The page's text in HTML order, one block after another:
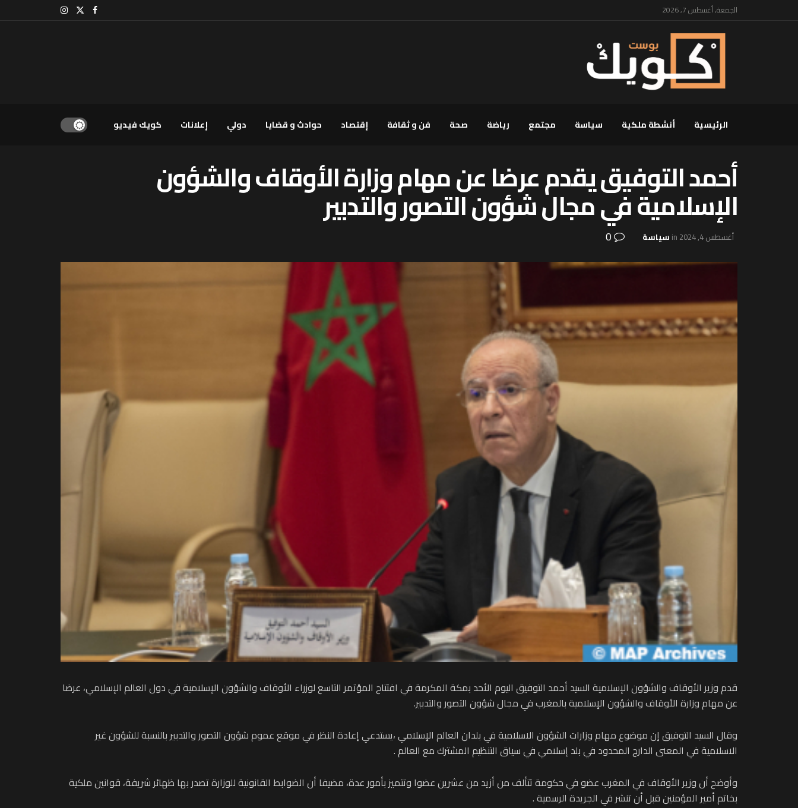
الجمعة, أغسطس 7, 2026
الرئيسية أنشطة ملكية سياسة مجتمع رياضة صحة فن و ثقافة إقتصاد حوادث و قضايا دولي إعلانات كويك فيديو
أحمد التوفيق يقدم عرضا عن مهام وزارة الأوقاف والشؤون
الإسلامية في مجال شؤون التصور والتدبير
أغسطس 4, 2024 in سياسة
قدم وزير الأوقاف والشؤون الإسلامية السيد أحمد التوفيق اليوم الأحد بمكة المكرمة في افتتاح المؤتمر التاسع لوزراء الأوقاف والشؤون الإسلامية في دول العالم الإسلامي، عرضا
عن مهام وزارة الأوقاف والشؤون الإسلامية بالمغرب في مجال شؤون التصور والتدبير.
وقال السيد التوفيق إن موضوع مهام وزارات الشؤون الاسلامية في بلدان العالم الإسلامي ،يستدعي إعادة النظر في موقع عموم شؤون التصور والتدبير بالنسبة للشؤون غير
الاسلامية في المعنى الدارج المحدود في بلد إسلامي في سياق التنظيم المشترك مع العالم .
وأوضح أن وزير الأوقاف في المغرب عضو في حكومة تتألف من أزيد من عشرين عضوا وتتميز بأمور عدة، مضيفا أن الضوابط القانونية للوزارة تصدر بها ظهائر شريفة، قوانين ملكية
بخاتم أمير المؤمنين قبل أن تنشر في الجريدة الرسمية .